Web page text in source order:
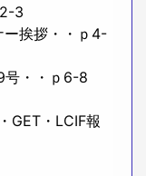
3
ー挨拶・・ｐ4-
号・・ｐ6-8
GET・LCIF報